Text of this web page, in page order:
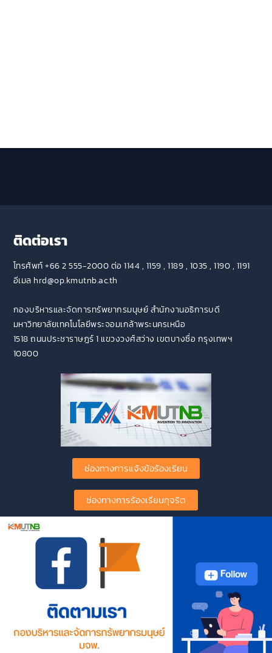
ติดต่อเรา
โทรศัพท์ +66 2 555-2000 ต่อ 1144 , 1159 , 1189 , 1035 , 1190 , 1191
อีเมล hrd@op.kmutnb.ac.th
กองบริหารและจัดการทรัพยากรมนุษย์ สำนักงานอธิการบดี
มหาวิทยาลัยเทคโนโลยีพระจอมเกล้าพระนครเหนือ
1518 ถนนประชาราษฎร์ 1 แขวงวงศ์สว่าง เขตบางซื่อ กรุงเทพฯ
10800
ช่องทางการแจ้งข้อร้องเรียน
ช่องทางการร้องเรียนทุจริต